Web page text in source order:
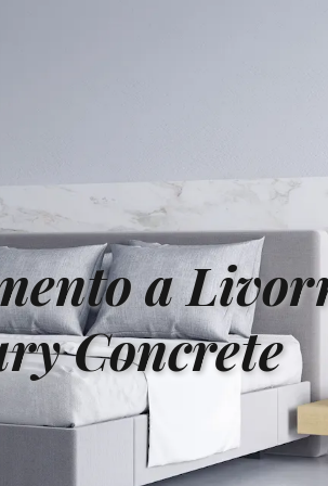
a
Concrete